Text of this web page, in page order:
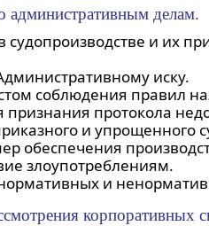
административным делам.
судопроизводстве и их
иску.
соблюдения правил
признания протокола
и упрощенного
обеспечения
злоупотреблениям.
и
корпоративных